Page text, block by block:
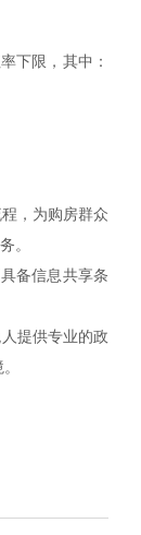
下限，其中：
，为购房群众
。
备信息共享条
提供专业的政